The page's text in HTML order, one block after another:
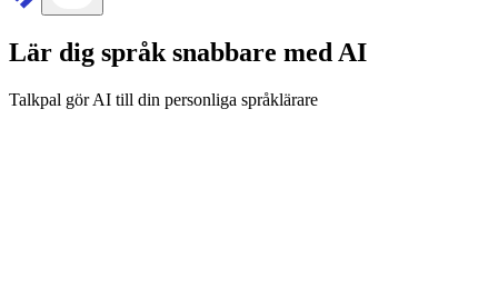
Lär dig språk snabbare med AI
Talkpal gör AI till din personliga språklärare